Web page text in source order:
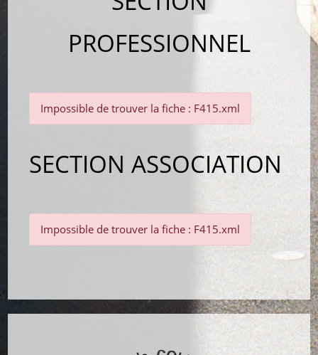
PROFESSIONNEL
Impossible de trouver la fiche : F415.xml
SECTION ASSOCIATION
Impossible de trouver la fiche : F415.xml